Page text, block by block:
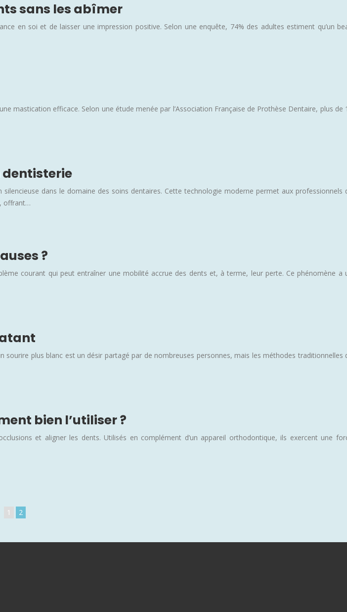
sans les abîmer
en soi et de laisser une impression positive. Selon une enquête, 74% des adultes estiment qu’un
mastication efficace. Selon une étude menée par l’Association Française de Prothèse Dentaire, plus de
dentisterie
dans le domaine des soins dentaires. Cette technologie moderne permet aux professionnels
offrant…
?
courant qui peut entraîner une mobilité accrue des dents et, à terme, leur perte. Ce phénomène a
plus blanc est un désir partagé par de nombreuses personnes, mais les méthodes traditionnelles
bien l’utiliser ?
et aligner les dents. Utilisés en complément d’un appareil orthodontique, ils exercent une
1 2